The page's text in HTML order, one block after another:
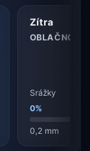
Zítra
OBLAČNO
Srážky
0%
0,2 mm